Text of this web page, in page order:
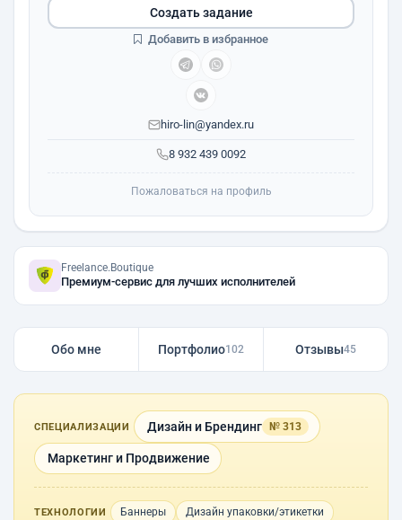
8 932 439 0092
hiro-lin@yandex.ru
Создать задание
Добавить в избранное
Пожаловаться на профиль
Freelance.Boutique
Премиум-сервис для лучших исполнителей
Обо мне Портфолио102 Отзывы45
СПЕЦИАЛИЗАЦИИ Дизайн и Брендинг № 313
Маркетинг и Продвижение
ТЕХНОЛОГИИ Баннеры
Дизайн упаковки/этикетки